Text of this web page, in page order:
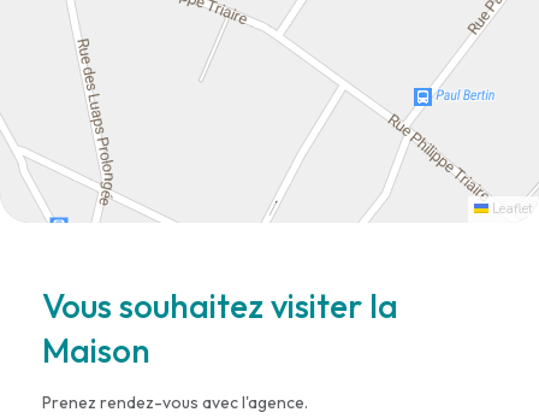
Leaflet
Vous souhaitez visiter la
Maison
Prenez rendez-vous avec l'agence.